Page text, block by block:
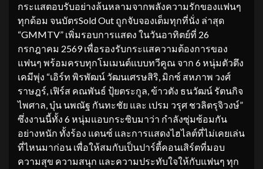
กระแสตอบรับอย่างล้นหลามจากพลังความรักของแฟนๆ
ทุกด้อม จนบัตรSold Out ถูกจับจองเต็มทุกที่นั่ง ล่าสุด
“GMMTV” เพิ่มรอบการแสดง ในวันอาทิตย์ที่ 26
กรกฎาคม 2569 เพื่อรองรับกระแสความต้องการของ
แฟนๆ พร้อมครบทุกโมเมนต์แบบทวีคูณ จาก 6 หนุ่มตัวตึง
เคมีพุ่ง “เอิร์ท พิรพัฒน์ วัฒนเศรษสิริ, มิกซ์ สหภาพ วงศ์
ราษฎร์, เฟิร์ส คณพันธ์ ปุ้ยตระกูล, ข้าวตัง ธนวัฒน์ รัตนกิจ
ไพศาล, บุ๋น นพณัฐ กันทะชัย และ เปรม วรุศ ชวลิตรุจิวงษ์”
ซึ่งงานนี้ทั้ง 6 หนุ่มแอบกระซิบมาว่า กำลังซุ่มซ้อมกัน
อย่างหนัก ทั้งร้อง แดนซ์ และการแสดงไฮไลต์ที่ไม่เคยเล่น
ที่ไหนมาก่อน เพื่อให้สมกับเป็นปาร์ตี้คอนเสิร์ตที่มอบ
ความสุข ความสนุก และความประทับใจให้กับแฟนๆ ทุก